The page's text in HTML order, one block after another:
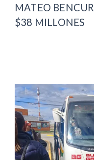
MATEO
$38 MILLONES